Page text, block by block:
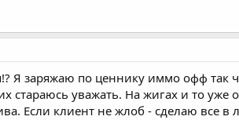
Я заряжаю по ценнику иммо офф так
уважать. На жигах и то уже
Если клиент не жлоб - сделаю все в